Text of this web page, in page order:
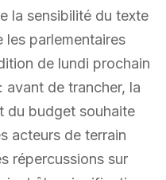
la sensibilité du texte
les parlementaires
de lundi prochain
avant de trancher, la
du budget souhaite
acteurs de terrain
répercussions sur